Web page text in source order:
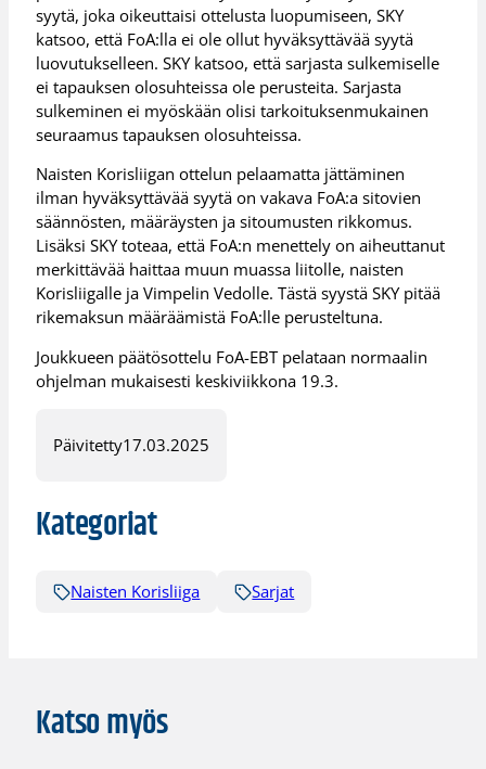
syytä, joka oikeuttaisi ottelusta luopumiseen, SKY
katsoo, että FoA:lla ei ole ollut hyväksyttävää syytä
luovutukselleen. SKY katsoo, että sarjasta sulkemiselle
ei tapauksen olosuhteissa ole perusteita. Sarjasta
sulkeminen ei myöskään olisi tarkoituksenmukainen
seuraamus tapauksen olosuhteissa.
Naisten Korisliigan ottelun pelaamatta jättäminen
ilman hyväksyttävää syytä on vakava FoA:a sitovien
säännösten, määräysten ja sitoumusten rikkomus.
Lisäksi SKY toteaa, että FoA:n menettely on aiheuttanut
merkittävää haittaa muun muassa liitolle, naisten
Korisliigalle ja Vimpelin Vedolle. Tästä syystä SKY pitää
rikemaksun määräämistä FoA:lle perusteltuna.
Joukkueen päätösottelu FoA-EBT pelataan normaalin
ohjelman mukaisesti keskiviikkona 19.3.
Päivitetty17.03.2025
Kategoriat
Naisten Korisliiga Sarjat
Katso myös